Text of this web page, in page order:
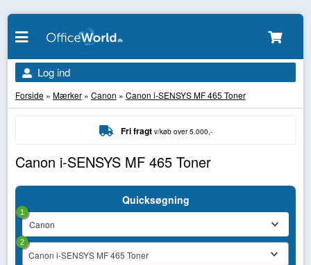
Log ind
Forside» Mærker» Canon » Canon i-SENSYS MF 465 Toner
Fri fragt v/køb over 5.000,-
Canon i-SENSYS MF 465 Toner
Quicksøgning
1
Canon i-SENSYS MF 465 Toner
2